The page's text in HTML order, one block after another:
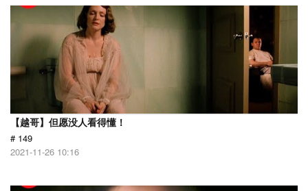
【越哥】但愿没人看得懂！
# 149
2021-11-26 10:16